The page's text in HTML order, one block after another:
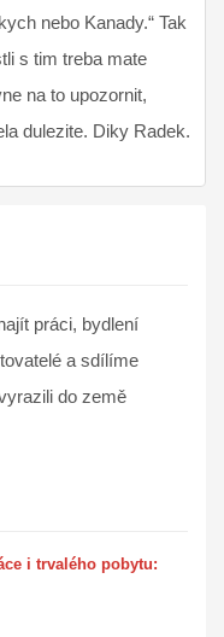
nebo Kanady.“ Tak
s tim treba mate
na to upozornit,
dulezite. Diky Radek.
práci, bydlení
a sdílíme
do země
i trvalého pobytu: